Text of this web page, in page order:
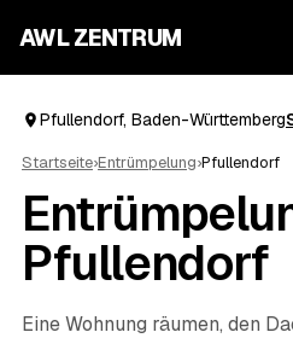
AWL ZENTRUM
Pfullendorf, Baden-Württemberg
Startseite›Entrümpelung›Pfullendorf
Pfullendorf
Eine Wohnung räumen, den